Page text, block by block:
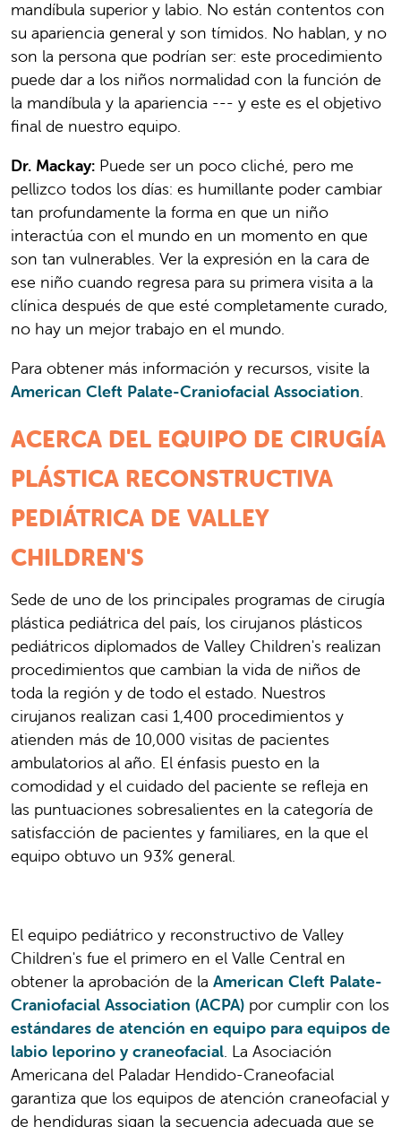
mandíbula superior y labio. No están contentos con
su apariencia general y son tímidos. No hablan, y no
son la persona que podrían ser: este procedimiento
puede dar a los niños normalidad con la función de
la mandíbula y la apariencia --- y este es el objetivo
final de nuestro equipo.
Dr. Mackay: Puede ser un poco cliché, pero me
pellizco todos los días: es humillante poder cambiar
tan profundamente la forma en que un niño
interactúa con el mundo en un momento en que
son tan vulnerables. Ver la expresión en la cara de
ese niño cuando regresa para su primera visita a la
clínica después de que esté completamente curado,
no hay un mejor trabajo en el mundo.
Para obtener más información y recursos, visite la
American Cleft Palate-Craniofacial Association.
ACERCA DEL EQUIPO DE CIRUGÍA
PLÁSTICA RECONSTRUCTIVA
PEDIÁTRICA DE VALLEY
CHILDREN'S
Sede de uno de los principales programas de cirugía
plástica pediátrica del país, los cirujanos plásticos
pediátricos diplomados de Valley Children's realizan
procedimientos que cambian la vida de niños de
toda la región y de todo el estado. Nuestros
cirujanos realizan casi 1,400 procedimientos y
atienden más de 10,000 visitas de pacientes
ambulatorios al año. El énfasis puesto en la
comodidad y el cuidado del paciente se refleja en
las puntuaciones sobresalientes en la categoría de
satisfacción de pacientes y familiares, en la que el
equipo obtuvo un 93% general.
El equipo pediátrico y reconstructivo de Valley
Children's fue el primero en el Valle Central en
obtener la aprobación de la American Cleft Palate-
Craniofacial Association (ACPA) por cumplir con los
estándares de atención en equipo para equipos de
labio leporino y craneofacial. La Asociación
Americana del Paladar Hendido-Craneofacial
garantiza que los equipos de atención craneofacial y
de hendiduras sigan la secuencia adecuada que se